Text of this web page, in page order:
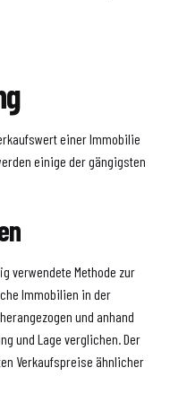
einer Immobilie
einige der gängigsten
verwendete Methode zur
Immobilien in der
und anhand
und Lage verglichen. Der
Verkaufspreise ähnlicher